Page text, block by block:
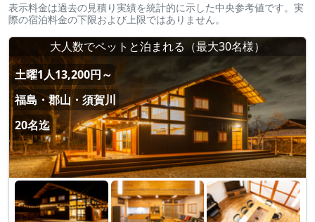
表示料金は過去の見積り実績を統計的に示した中央参考値です。実
際の宿泊料金の下限および上限ではありません。
大人数でペットと泊まれる（最大30名様）
土曜1人13,200円～
福島・郡山・須賀川
20名迄